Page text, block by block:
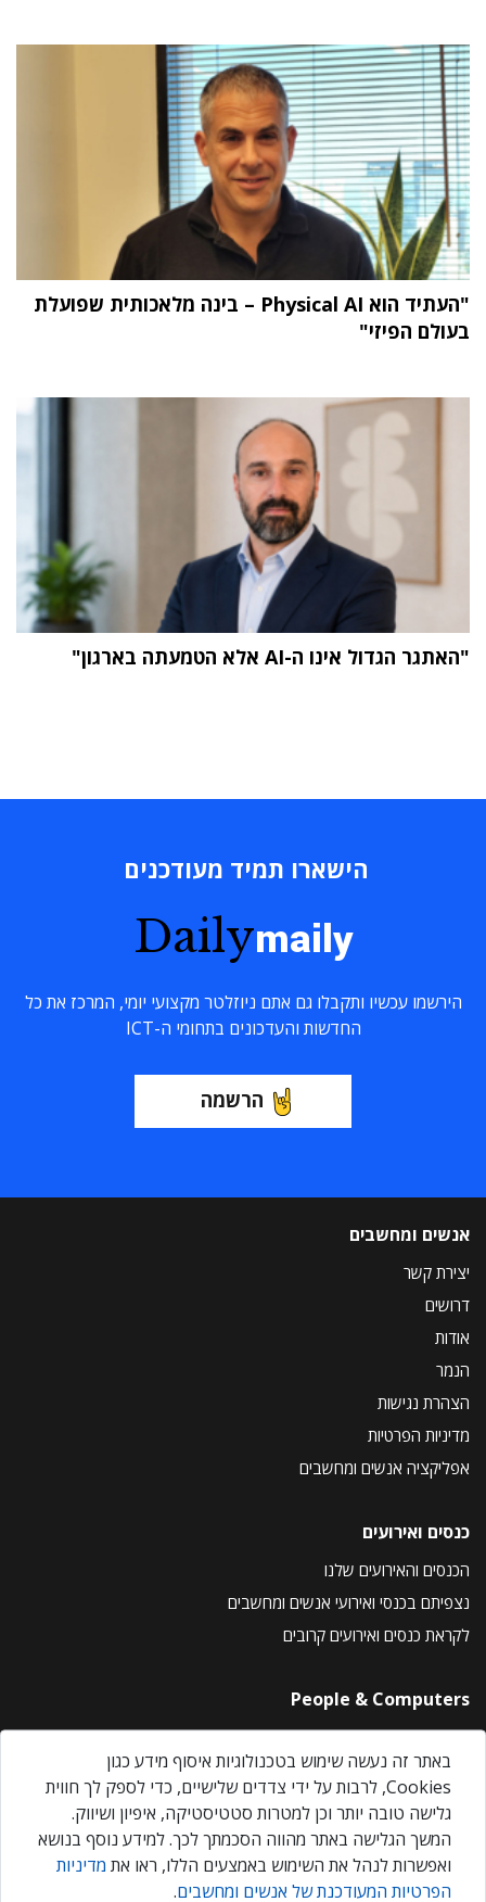
"העתיד הוא Physical AI – בינה מלאכותית שפועלת
בעולם הפיזי"
"האתגר הגדול אינו ה-AI אלא הטמעתה בארגון"
הישארו תמיד מעודכנים
Dailymaily
הירשמו עכשיו ותקבלו גם אתם ניוזלטר מקצועי יומי, המרכז את כל
החדשות והעדכונים בתחומי ה-ICT
הרשמה
אנשים ומחשבים
יצירת קשר
דרושים
אודות
הנמר
הצהרת נגישות
מדיניות הפרטיות
אפליקציה אנשים ומחשבים
כנסים ואירועים
הכנסים והאירועים שלנו
נצפיתם בכנסי ואירועי אנשים ומחשבים
לקראת כנסים ואירועים קרובים
People & Computers
About Us
Privacy Policy
Contact Us
Our Events
באתר זה נעשה שימוש בטכנולוגיות איסוף מידע כגון
Cookies, לרבות על ידי צדדים שלישיים, כדי לספק לך חווית
גלישה טובה יותר וכן למטרות סטטיסטיקה, איפיון ושיווק.
המשך הגלישה באתר מהווה הסכמתך לכך. למידע נוסף בנושא
ואפשרות לנהל את השימוש באמצעים הללו, ראו את מדיניות
הפרטיות המעודכנת של אנשים ומחשבים.